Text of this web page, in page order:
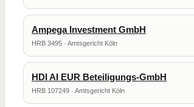
Ampega Investment GmbH
HRB 3495 · Amtsgericht Köln
HDI AI EUR Beteiligungs-GmbH
HRB 107249 · Amtsgericht Köln